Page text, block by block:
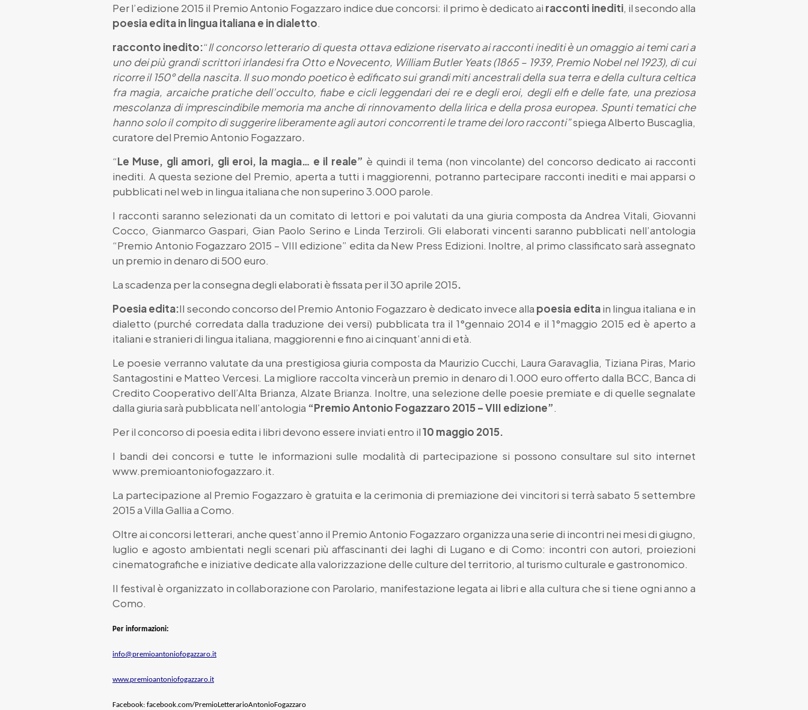
Per l’edizione 2015 il Premio Antonio Fogazzaro indice due concorsi: il primo è dedicato ai racconti inediti, il secondo alla
poesia edita in lingua italiana e in dialetto.
racconto inedito:“Il concorso letterario di questa ottava edizione riservato ai racconti inediti è un omaggio ai temi cari a
uno dei più grandi scrittori irlandesi fra Otto e Novecento, William Butler Yeats(1865 – 1939, Premio Nobel nel 1923), di cui
ricorre il 150° della nascita. Il suo mondo poetico è edificato sui grandi miti ancestrali della sua terra e della cultura celtica
fra magia, arcaiche pratiche dell’occulto, fiabe e cicli leggendari dei re e degli eroi, degli elfi e delle fate, una preziosa
mescolanza di imprescindibile memoria ma anche di rinnovamento della lirica e della prosa europea. Spunti tematici che
hanno solo il compito di suggerire liberamente agli autori concorrenti le trame dei loro racconti”spiega Alberto Buscaglia,
curatore del Premio Antonio Fogazzaro.
“Le Muse, gli amori, gli eroi, la magia… e il reale” è quindi il tema (non vincolante) del concorso dedicato ai racconti
inediti. A questa sezione del Premio, aperta a tutti i maggiorenni, potranno partecipare racconti inediti e mai apparsi o
pubblicati nel web in lingua italiana che non superino 3.000 parole.
I racconti saranno selezionati da un comitato di lettori e poi valutati da una giuria composta da Andrea Vitali, Giovanni
Cocco, Gianmarco Gaspari, Gian Paolo Serino e Linda Terziroli. Gli elaborati vincenti saranno pubblicati nell’antologia
“Premio Antonio Fogazzaro 2015 – VIII edizione” edita da New Press Edizioni. Inoltre, al primo classificato sarà assegnato
un premio in denaro di 500 euro.
La scadenza per la consegna degli elaborati è fissata per il 30 aprile 2015.
Poesia edita:Il secondo concorso del Premio Antonio Fogazzaro è dedicato invece alla poesia editain lingua italiana e in
dialetto (purché corredata dalla traduzione dei versi) pubblicata tra il 1°gennaio 2014 e il 1°maggio 2015 ed è aperto a
italiani e stranieri di lingua italiana, maggiorenni e fino ai cinquant’anni di età.
Le poesie verranno valutate da una prestigiosa giuria composta da Maurizio Cucchi, Laura Garavaglia, Tiziana Piras, Mario
Santagostini e Matteo Vercesi. La migliore raccolta vincerà un premio in denaro di 1.000 euro offerto dalla BCC, Banca di
Credito Cooperativo dell’Alta Brianza, Alzate Brianza. Inoltre, una selezione delle poesie premiate e di quelle segnalate
dalla giuria sarà pubblicata nell’antologia “Premio Antonio Fogazzaro 2015 – VIII edizione”.
Per il concorso di poesia edita i libri devono essere inviati entro il10 maggio 2015.
I bandi dei concorsi e tutte le informazioni sulle modalità di partecipazione si possono consultare sul sito internet
www.premioantoniofogazzaro.it.
La partecipazione al Premio Fogazzaro è gratuita e la cerimonia di premiazione dei vincitori si terrà sabato 5 settembre
2015 a Villa Gallia a Como.
Oltre ai concorsi letterari, anche quest’anno il Premio Antonio Fogazzaro organizza una serie di incontri nei mesi di giugno,
luglio e agosto ambientati negli scenari più affascinanti dei laghi di Lugano e di Como: incontri con autori, proiezioni
cinematografiche e iniziative dedicate alla valorizzazione delle culture del territorio, al turismo culturale e gastronomico.
Il festival è organizzato in collaborazione con Parolario, manifestazione legata ai libri e alla cultura che si tiene ogni anno a
Como.
Per informazioni:
info@premioantoniofogazzaro.it
www.premioantoniofogazzaro.it
Facebook: facebook.com/PremioLetterarioAntonioFogazzaro